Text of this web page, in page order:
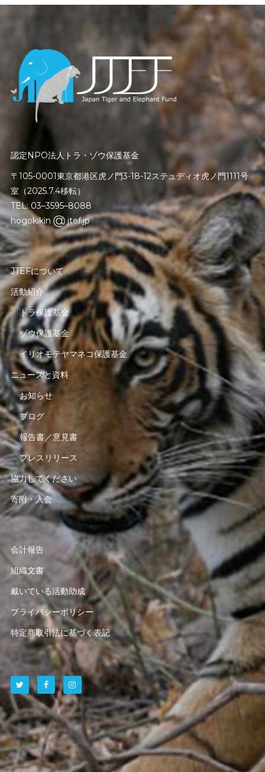
認定NPO法人トラ・ゾウ保護基金
〒105-0001東京都港区虎ノ門3-18-12ステュディオ虎ノ門1111号
室（2025.7.4移転）
TEL: 03–3595–8088
hogokikin
jtef.jp
JTEFについて
活動紹介
トラ保護基金
ゾウ保護基金
イリオモテヤマネコ保護基金
ニュースと資料
お知らせ
ブログ
報告書／意見書
プレスリリース
協力してください
寄附・入会
会計報告
組織文書
戴いている活動助成
プライバシーポリシー
特定商取引法に基づく表記